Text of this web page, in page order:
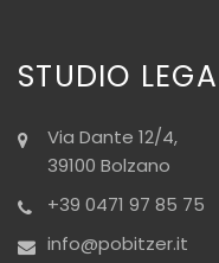
STUDIO
Via Dante 12/4,
39100 Bolzano
+39 0471 97 85 75
info@pobitzer.it